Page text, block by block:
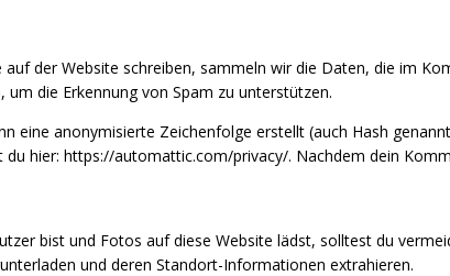
der Website schreiben, sammeln wir die Daten, die im
die Erkennung von Spam zu unterstützen.
eine anonymisierte Zeichenfolge erstellt (auch Hash
du hier: https://automattic.com/privacy/. Nachdem dein
bist und Fotos auf diese Website lädst, solltest du
und deren Standort-Informationen extrahieren.